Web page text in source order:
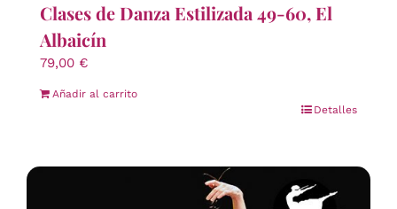
Clases de Danza Estilizada 49-60, El
Albaicín
79,00 €
Añadir al carrito
Detalles